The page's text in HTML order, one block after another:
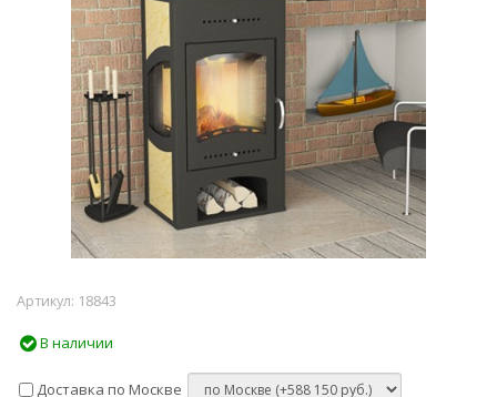
Артикул: 18843
В наличии
Доставка по Москве